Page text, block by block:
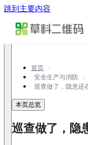
跳到主要内容
首页
安全生产与消防
巡查做了，隐患还
本页总览
巡查做了，隐